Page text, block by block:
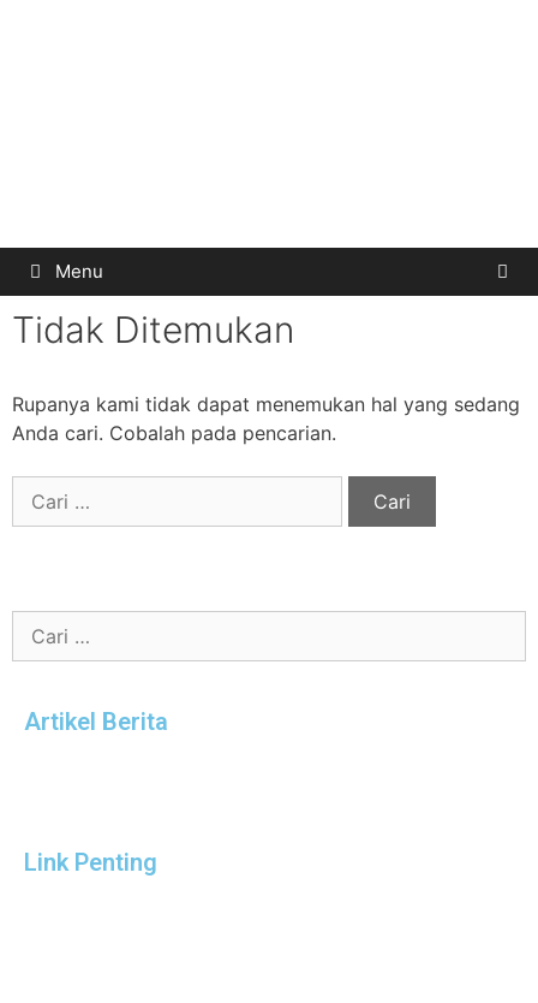
Menu
Tidak Ditemukan
Rupanya kami tidak dapat menemukan hal yang sedang
Anda cari. Cobalah pada pencarian.
Artikel Berita
Link Penting